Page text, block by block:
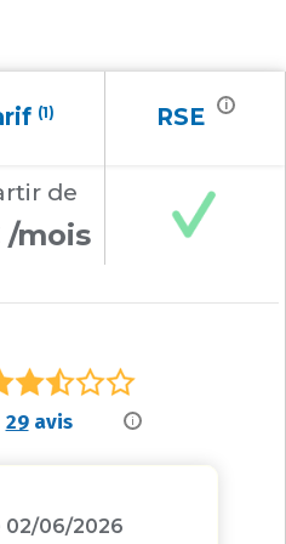
(1) RSE i
de
mois
i
29avis
02/06/2026